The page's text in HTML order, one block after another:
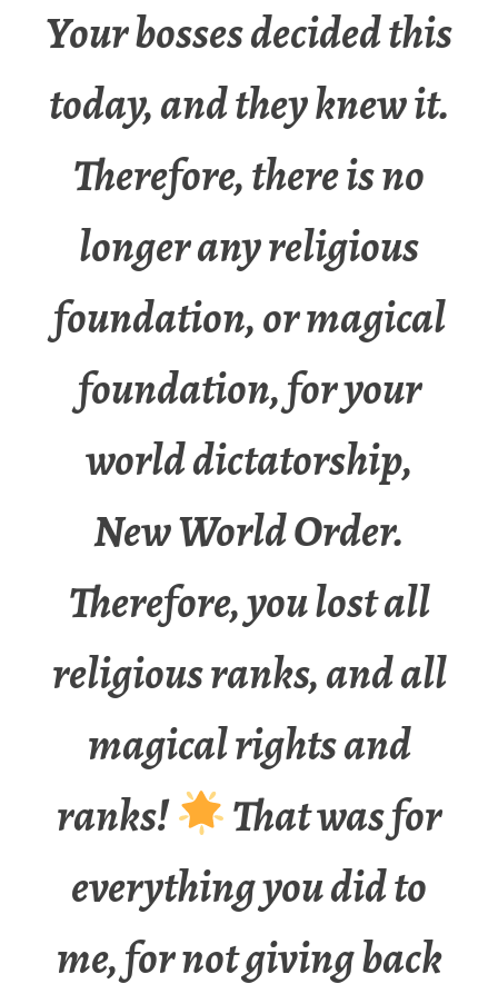
Your bosses decided this
today, and they knew it.
Therefore, there is no
longer any religious
foundation, or magical
foundation, for your
world dictatorship,
New World Order.
Therefore, you lost all
religious ranks, and all
magical rights and
ranks!
That was for
everything you did to
me, for not giving back